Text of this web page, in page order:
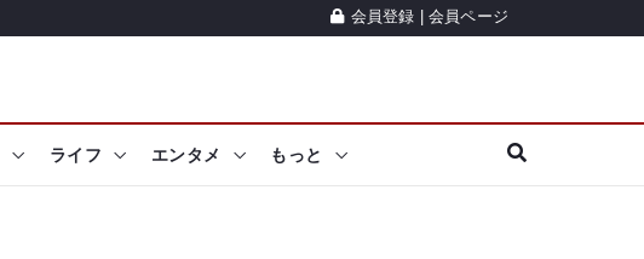
会員登録 会員ページ
ライフ エンタメ もっと